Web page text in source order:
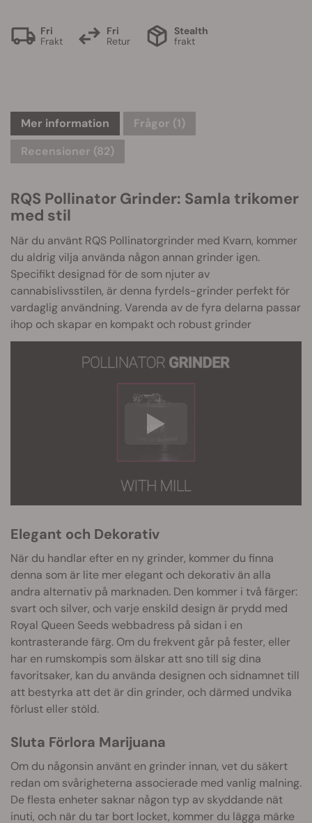
Fri
Frakt
Fri
Retur
Stealth
frakt
Mer information Frågor (1)
Recensioner (82)
RQS Pollinator Grinder: Samla trikomer
med stil
När du använt RQS Pollinatorgrinder med Kvarn, kommer
du aldrig vilja använda någon annan grinder igen.
Specifikt designad för de som njuter av
cannabislivsstilen, är denna fyrdels-grinder perfekt för
vardaglig användning. Varenda av de fyra delarna passar
ihop och skapar en kompakt och robust grinder
Elegant och Dekorativ
När du handlar efter en ny grinder, kommer du finna
denna som är lite mer elegant och dekorativ än alla
andra alternativ på marknaden. Den kommer i två färger:
svart och silver, och varje enskild design är prydd med
Royal Queen Seeds webbadress på sidan i en
kontrasterande färg. Om du frekvent går på fester, eller
har en rumskompis som älskar att sno till sig dina
favoritsaker, kan du använda designen och sidnamnet till
att bestyrka att det är din grinder, och därmed undvika
förlust eller stöld.
Sluta Förlora Marijuana
Om du någonsin använt en grinder innan, vet du säkert
redan om svårigheterna associerade med vanlig malning.
De flesta enheter saknar någon typ av skyddande nät
inuti, och när du tar bort locket, kommer du lägga märke